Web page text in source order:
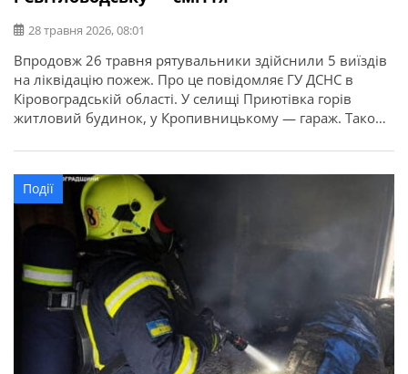
28 травня 2026, 08:01
Впродовж 26 травня рятувальники здійснили 5 виїздів
на ліквідацію пожеж. Про це повідомляє ГУ ДСНС в
Кіровоградській області. У селищі Приютівка горів
житловий будинок, у Кропивницькому — гараж. Також
Олександрії, Світловодську та Кропивницькому. На
щастя, постраждалих немає.
Події